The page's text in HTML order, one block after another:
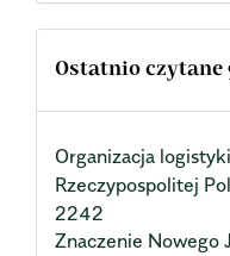
Ostatnio czytane
Organizacja
Rzeczypospolitej
2242
Znaczenie Nowego